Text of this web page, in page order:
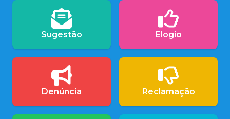
Sugestão Elogio
Denúncia Reclamação